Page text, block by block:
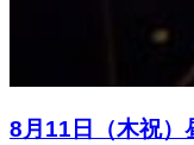
8月11日（木祝）